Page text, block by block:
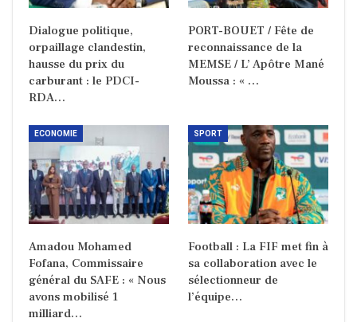
Dialogue politique,
orpaillage clandestin,
hausse du prix du
carburant : le PDCI-
RDA…
PORT-BOUET / Fête de
reconnaissance de la
MEMSE / L’ Apôtre Mané
Moussa : « …
ECONOMIE
Amadou Mohamed
Fofana, Commissaire
général du SAFE : « Nous
avons mobilisé 1
milliard…
SPORT
Football : La FIF met fin à
sa collaboration avec le
sélectionneur de
l’équipe…